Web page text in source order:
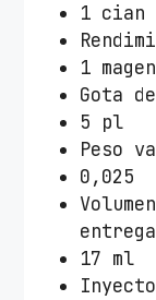
1 cian
1
Gota
5 pl
Peso
0,025
17 ml